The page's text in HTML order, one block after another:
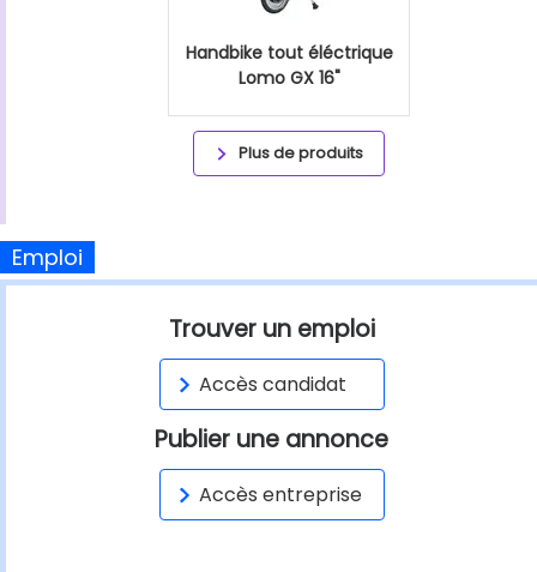
Handbike tout éléctrique
Lomo GX 16"
Plus de produits
Emploi
Trouver un emploi
Accès candidat
Publier une annonce
Accès entreprise